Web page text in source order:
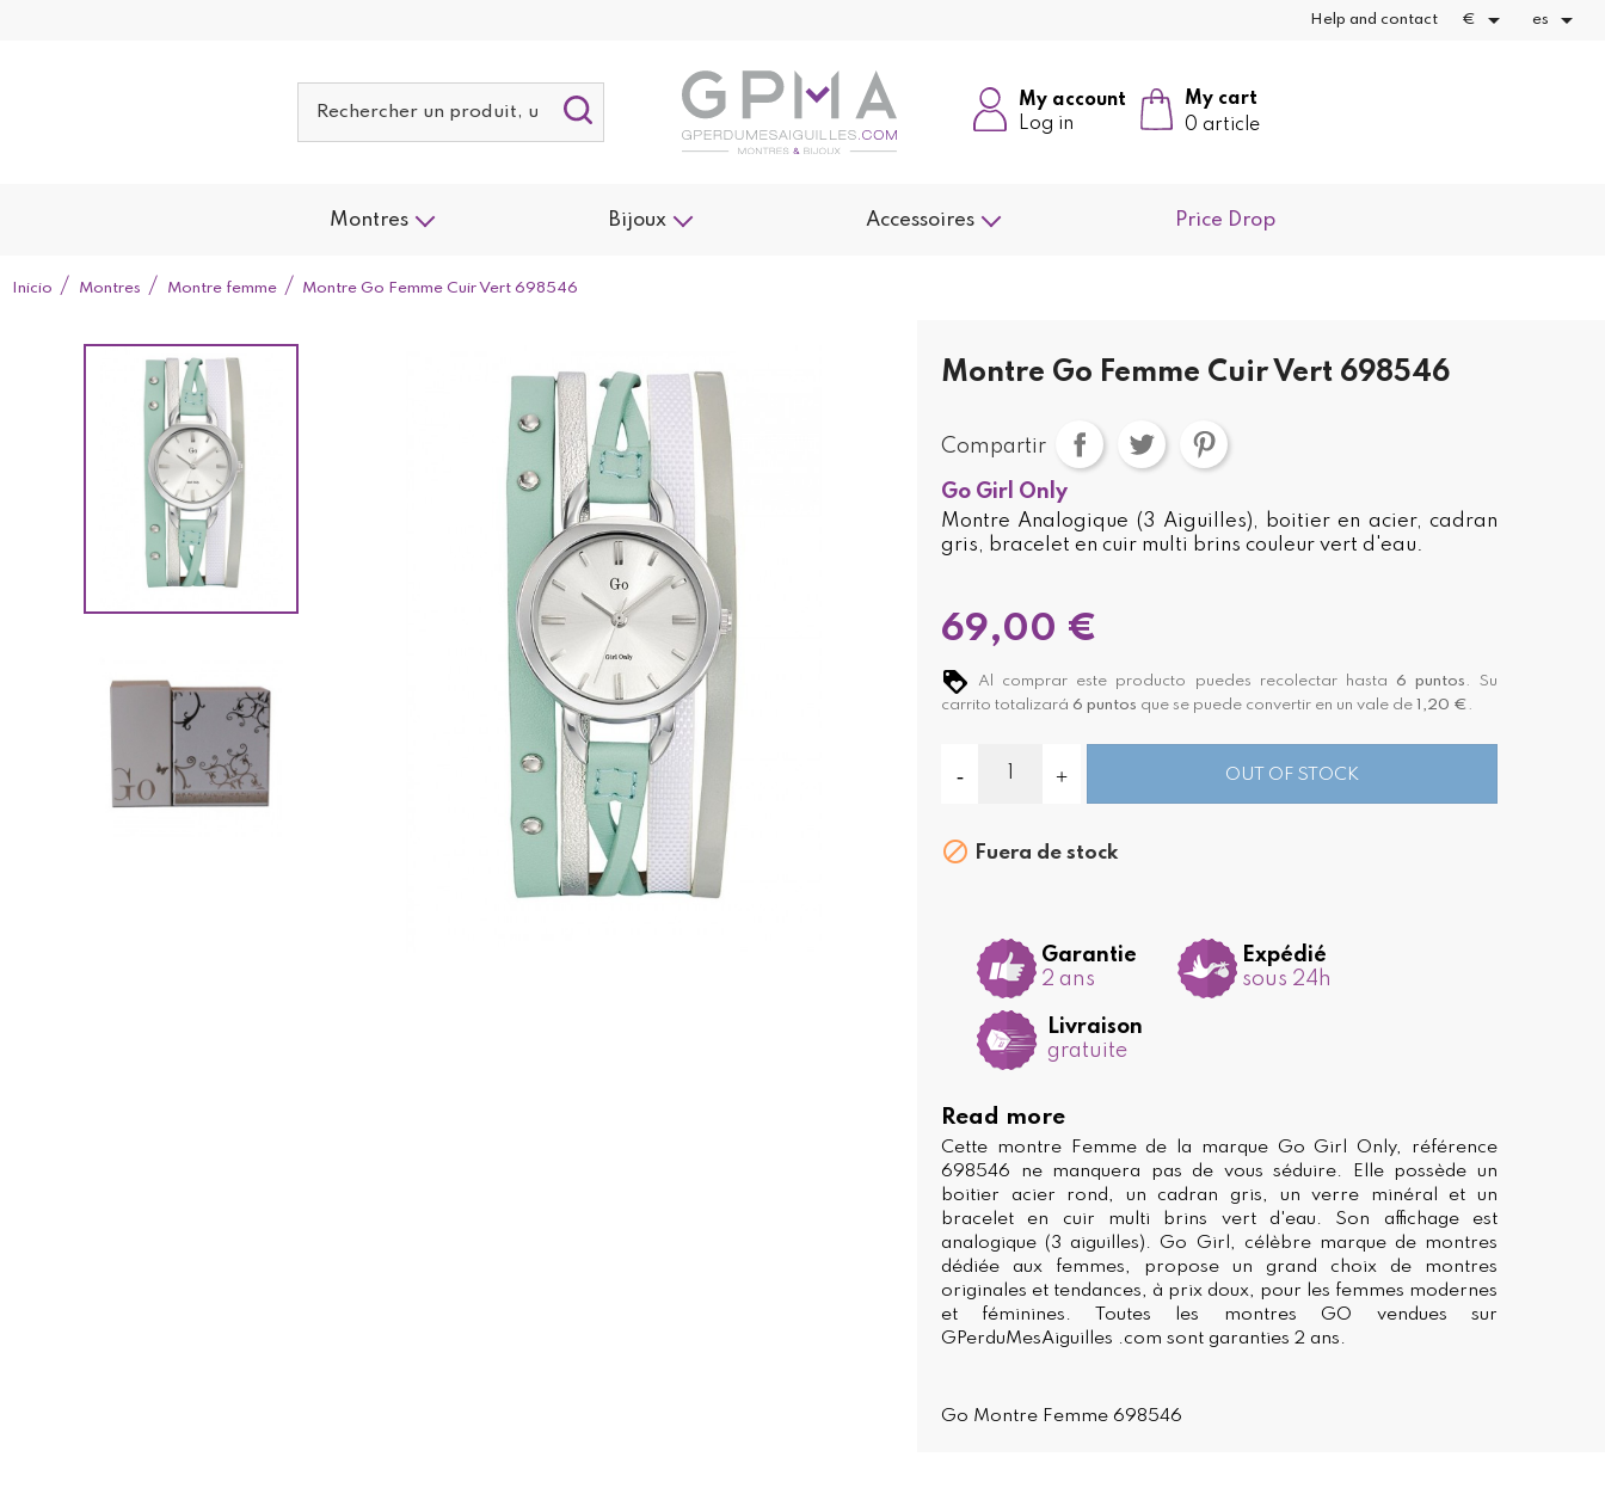
Help and contact €  es 
My cart
0 article
My account
Log in
Montres Bijoux Accessoires Price Drop
Inicio Montres Montre femme Montre Go Femme Cuir Vert 698546
Montre Go Femme Cuir Vert 698546
Compartir
Go Girl Only
Montre Analogique (3 Aiguilles), boitier en acier, cadran
gris, bracelet en cuir multi brins couleur vert d'eau.
69,00 €
Al comprar este producto puedes recolectar hasta 6 puntos . Su
carrito totalizará 6 puntos que se puede convertir en un vale de 1,20 € .
OUT OF STOCK
 Fuera de stock
Garantie
2 ans
Expédié
sous 24h
Livraison
gratuite
Read more
Cette montre Femme de la marque Go Girl Only, référence
698546 ne manquera pas de vous séduire. Elle possède un
boitier acier rond, un cadran gris, un verre minéral et un
bracelet en cuir multi brins vert d'eau. Son affichage est
analogique (3 aiguilles). Go Girl, célèbre marque de montres
dédiée aux femmes, propose un grand choix de montres
originales et tendances, à prix doux, pour les femmes modernes
et féminines. Toutes les montres GO vendues sur
GPerduMesAiguilles .com sont garanties 2 ans.
Go Montre Femme 698546